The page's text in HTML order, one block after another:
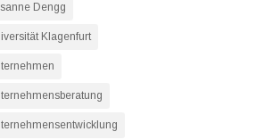
Dengg
Klagenfurt